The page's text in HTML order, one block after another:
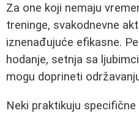
Za one koji nemaju
treninge, svakodnevne
iznenađujuće efikasne.
hodanje, setnja sa
mogu doprineti
Neki praktikuju